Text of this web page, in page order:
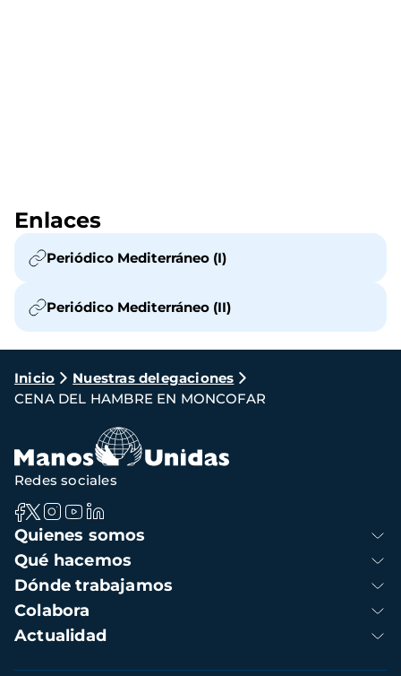
Enlaces
Periódico Mediterráneo (I)
Periódico Mediterráneo (II)
Ruta
de
navegación
Inicio
Nuestras delegaciones
CENA DEL HAMBRE EN MONCOFAR
Navegación
principal
Quienes somos
Qué hacemos
Dónde trabajamos
Colabora
Actualidad
Redes sociales